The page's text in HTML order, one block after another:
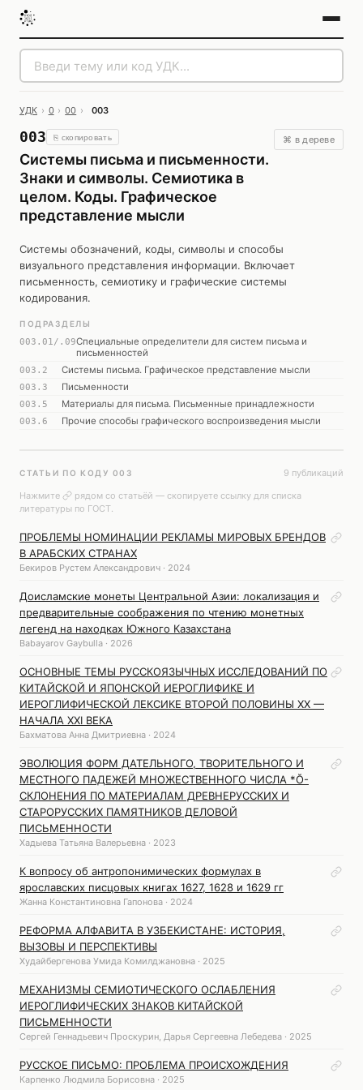
УДК › 0 › 00 › 003
003 ⎘ скопировать
Системы письма и письменности.
Знаки и символы. Семиотика в
целом. Коды. Графическое
представление мысли
⌘ в дереве
Системы обозначений, коды, символы и способы
визуального представления информации. Включает
письменность, семиотику и графические системы
кодирования.
ПОДРАЗДЕЛЫ
003.01/.09Специальные определители для систем письма и
письменностей
003.2 Системы письма. Графическое представление мысли
003.3 Письменности
003.5 Материалы для письма. Письменные принадлежности
003.6 Прочие способы графического воспроизведения мысли
СТАТЬИ ПО КОДУ 003
9 публикаций
Нажмите
рядом со статьёй — скопируете ссылку для списка
литературы по ГОСТ.
ПРОБЛЕМЫ НОМИНАЦИИ РЕКЛАМЫ МИРОВЫХ БРЕНДОВ
В АРАБСКИХ СТРАНАХ
Бекиров Рустем Александрович · 2024
Доисламские монеты Центральной Азии: локализация и
предварительные соображения по чтению монетных
легенд на находках Южного Казахстана
Babayarov Gaybulla · 2026
ОСНОВНЫЕ ТЕМЫ РУССКОЯЗЫЧНЫХ ИССЛЕДОВАНИЙ ПО
КИТАЙСКОЙ И ЯПОНСКОЙ ИЕРОГЛИФИКЕ И
ИЕРОГЛИФИЧЕСКОЙ ЛЕКСИКЕ ВТОРОЙ ПОЛОВИНЫ ХХ —
НАЧАЛА XXI ВЕКА
Бахматова Анна Дмитриевна · 2024
ЭВОЛЮЦИЯ ФОРМ ДАТЕЛЬНОГО, ТВОРИТЕЛЬНОГО И
МЕСТНОГО ПАДЕЖЕЙ МНОЖЕСТВЕННОГО ЧИСЛА *Ŏ-
СКЛОНЕНИЯ ПО МАТЕРИАЛАМ ДРЕВНЕРУССКИХ И
СТАРОРУССКИХ ПАМЯТНИКОВ ДЕЛОВОЙ
ПИСЬМЕННОСТИ
Хадыева Татьяна Валерьевна · 2023
К вопросу об антропонимических формулах в
ярославских писцовых книгах 1627, 1628 и 1629 гг
Жанна Константиновна Гапонова · 2024
РEФОРМA AЛФAВИТA В УЗБEКИСТAНE: ИСТОРИЯ,
ВЫЗОВЫ И ПEРСПEКТИВЫ
Худaйбeргeновa Умидa Комилджaновнa · 2025
МЕХАНИЗМЫ СЕМИОТИЧЕСКОГО ОСЛАБЛЕНИЯ
ИЕРОГЛИФИЧЕСКИХ ЗНАКОВ КИТАЙСКОЙ
ПИСЬМЕННОСТИ
Сергей Геннадьевич Проскурин, Дарья Сергеевна Лебедева · 2025
РУССКОЕ ПИСЬМО: ПРОБЛЕМА ПРОИСХОЖДЕНИЯ
Карпенко Людмила Борисовна · 2025